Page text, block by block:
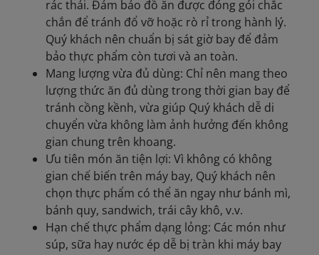
rác thải. Đảm bảo đồ ăn được đóng gói chắc
chắn để tránh đổ vỡ hoặc rò rỉ trong hành lý.
Quý khách nên chuẩn bị sát giờ bay để đảm
bảo thực phẩm còn tươi và an toàn.
Mang lượng vừa đủ dùng: Chỉ nên mang theo
lượng thức ăn đủ dùng trong thời gian bay để
tránh cồng kềnh, vừa giúp Quý khách dễ di
chuyển vừa không làm ảnh hưởng đến không
gian chung trên khoang.
Ưu tiên món ăn tiện lợi: Vì không có không
gian chế biến trên máy bay, Quý khách nên
chọn thực phẩm có thể ăn ngay như bánh mì,
bánh quy, sandwich, trái cây khô, v.v.
Hạn chế thực phẩm dạng lỏng: Các món như
súp, sữa hay nước ép dễ bị tràn khi máy bay